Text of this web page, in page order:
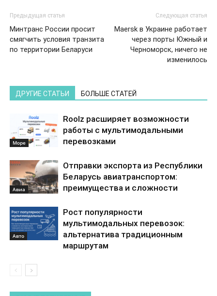
Предыдущая статья
Минтранс России просит
смягчить условия транзита
по территории Беларуси
Следующая статья
Maersk в Украине работает
через порты Южный и
Черноморск, ничего не
изменилось
ДРУГИЕ СТАТЬИ БОЛЬШЕ СТАТЕЙ
Море
Roolz расширяет возможности
работы с мультимодальными
перевозками
Авиа
Отправки экспорта из Республики
Беларусь авиатранспортом:
преимущества и сложности
Авто
Рост популярности
мультимодальных перевозок:
альтернатива традиционным
маршрутам